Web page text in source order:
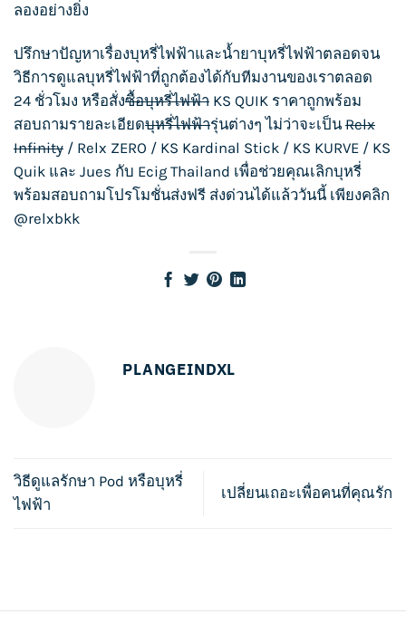
ลองอย่างยิ่ง
ปรึกษาปัญหาเรื่องบุหรี่ไฟฟ้าและน้ำยาบุหรี่ไฟฟ้าตลอดจน
วิธีการดูแลบุหรี่ไฟฟ้าที่ถูกต้องได้กับทีมงานของเราตลอด
24 ชั่วโมง หรือสั่งซื้อบุหรี่ไฟฟ้า KS QUIK ราคาถูกพร้อม
สอบถามรายละเอียดบุหรี่ไฟฟ้ารุ่นต่างๆ ไม่ว่าจะเป็น Relx
Infinity / Relx ZERO / KS Kardinal Stick / KS KURVE / KS
Quik และ Jues กับ Ecig Thailand เพื่อช่วยคุณเลิกบุหรี่
พร้อมสอบถามโปรโมชั่นส่งฟรี ส่งด่วนได้แล้ววันนี้ เพียงคลิก
@relxbkk
PLANGEINDXL
วิธีดูแลรักษา Pod หรือบุหรี่
ไฟฟ้า
เปลี่ยนเถอะเพื่อคนที่คุณรัก